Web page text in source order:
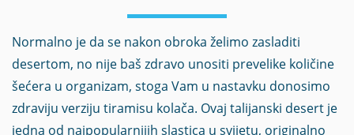
Normalno je da se nakon obroka želimo zasladiti
desertom, no nije baš zdravo unositi prevelike količine
šećera u organizam, stoga Vam u nastavku donosimo
zdraviju verziju tiramisu kolača. Ovaj talijanski desert je
jedna od najpopularnijih slastica u svijetu, originalno